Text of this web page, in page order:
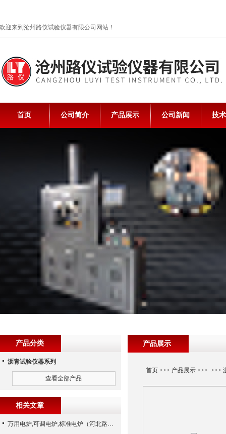
欢迎来到沧州路仪试验仪器有限公司网站！
首页 公司简介 产品展示 公司新闻 技
产品展示
首页>>> 产品展示>>> >>>
产品分类
沥青试验仪器系列
查看全部产品
相关文章
万用电炉,可调电炉,标准电炉（河北路仪）